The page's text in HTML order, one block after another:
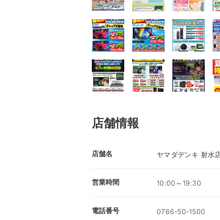
店舗情報
店舗名 ヤマダデンキ 射水
営業時間 10:00～19:30
電話番号 0766-50-1500